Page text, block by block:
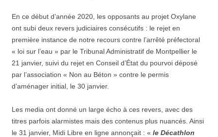
En ce début d’année 2020, les opposants au projet Oxylane
ont subi deux revers judiciaires consécutifs : le rejet en
première instance de notre recours contre l’arrêté préfectoral
« loi sur l’eau » par le Tribunal Administratif de Montpellier le
21 janvier, suivi du rejet en Conseil d’État du pourvoi déposé
par l’association « Non au Béton » contre le permis
d’aménager initial, le 30 janvier.
Les media ont donné un large écho à ces revers, avec des
titres parfois alarmistes mais des contenus plus nuancés Ainsi
le 31 janvier, Midi Libre en ligne annonçait : « le Décathlon